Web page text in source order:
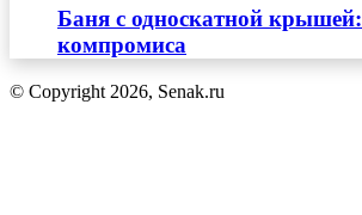
Баня с односкатной крышей:
компромиса
© Copyright 2026, Senak.ru